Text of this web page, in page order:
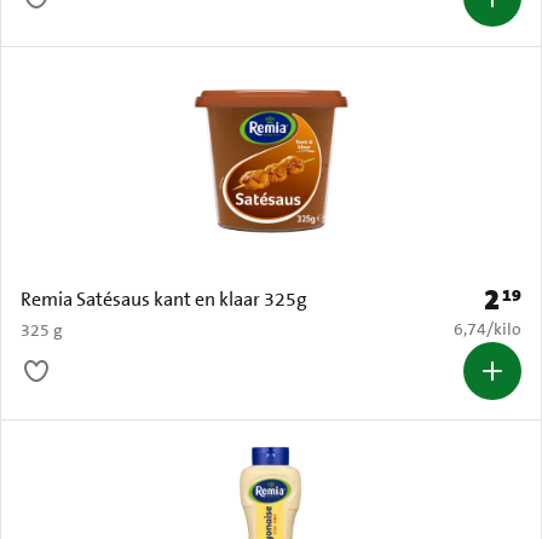
Remia Satésaus kant en klaar 325g
325 g
Prijs:
219
€ 6,74 per
6,74/kilo